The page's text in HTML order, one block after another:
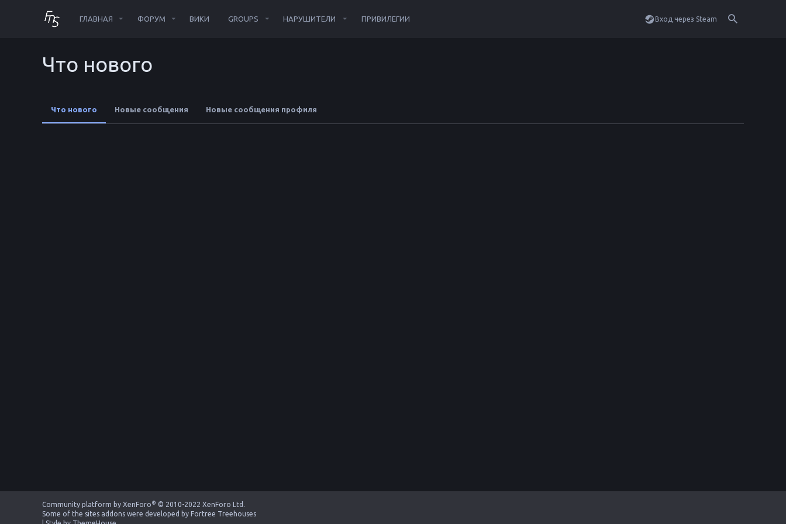
ГЛАВНАЯ ФОРУМ ВИКИ GROUPS НАРУШИТЕЛИ ПРИВИЛЕГИИ Вход через Steam
Что нового
Что нового Новые сообщения Новые сообщения профиля
Community platform by XenForo ® © 2010-2022 XenForo Ltd.
Some of the sites addons were developed by Fortree Treehouses